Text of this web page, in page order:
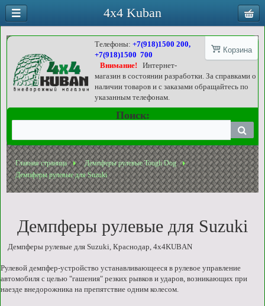
Корзина
Телефоны:+7(918)1500 200,
+7(918)1500 700
Внимание!
Интернет-
магазин в состоянии разработки. За справками о
наличии товаров и с заказами обращайтесь по
указанным телефонам.
Поиск:
Главная страница
Демпферы рулевые Tough Dog
Демпферы рулевые для Suzuki
Демпферы рулевые для Suzuki
Демпферы рулевые для Suzuki, Краснодар, 4x4KUBAN
Рулевой демпфер-устройство устанавливающееся в рулевое управление
автомобиля с целью "гашения" резких рывков и ударов, возникающих при
наезде внедорожника на препятствие одним колесом.
4x4 Kuban